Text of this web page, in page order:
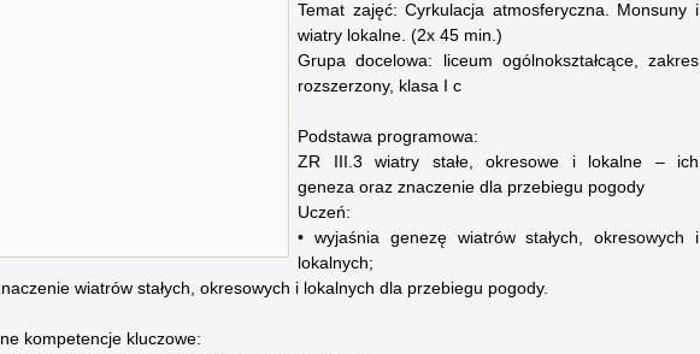
Temat zajęć: Cyrkulacja atmosferyczna. Monsuny i
wiatry lokalne. (2x 45 min.)
Grupa docelowa: liceum ogólnokształcące, zakres
rozszerzony, klasa I c
Podstawa programowa:
ZR III.3 wiatry stałe, okresowe i lokalne – ich
geneza oraz znaczenie dla przebiegu pogody
Uczeń:
• wyjaśnia genezę wiatrów stałych, okresowych i
lokalnych;
wiatrów stałych, okresowych i lokalnych dla przebiegu pogody.
kompetencje kluczowe: